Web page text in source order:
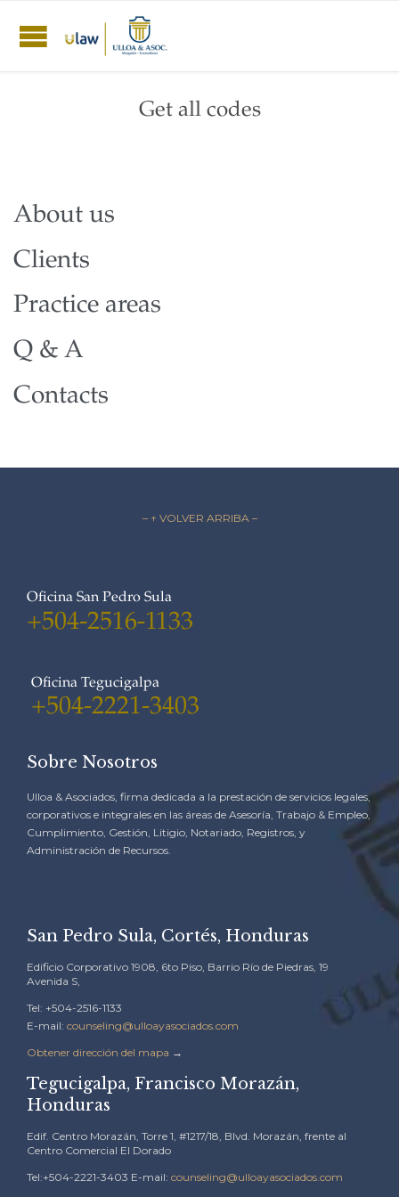
Get all codes
About us
Clients
Practice areas
Q & A
Contacts
– ↑ VOLVER ARRIBA –
Oficina San Pedro Sula
+504-2516-1133
Oficina Tegucigalpa
+504-2221-3403
Sobre Nosotros
Ulloa & Asociados, firma dedicada a la prestación de servicios legales,
corporativos e integrales en las áreas de Asesoría, Trabajo & Empleo,
Cumplimiento, Gestión, Litigio, Notariado, Registros, y
Administración de Recursos.
San Pedro Sula, Cortés, Honduras
Edificio Corporativo 1908, 6to Piso, Barrio Río de Piedras, 19
Avenida S,
Tel: +504-2516-1133
E-mail: counseling@ulloayasociados.com
Obtener dirección del mapa →
Tegucigalpa, Francisco Morazán,
Honduras
Edif. Centro Morazán, Torre 1, #1217/18, Blvd. Morazán, frente al
Centro Comercial El Dorado
Tel:+504-2221-3403 E-mail: counseling@ulloayasociados.com